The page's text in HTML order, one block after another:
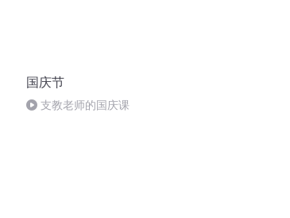
国庆节
支教老师的国庆课